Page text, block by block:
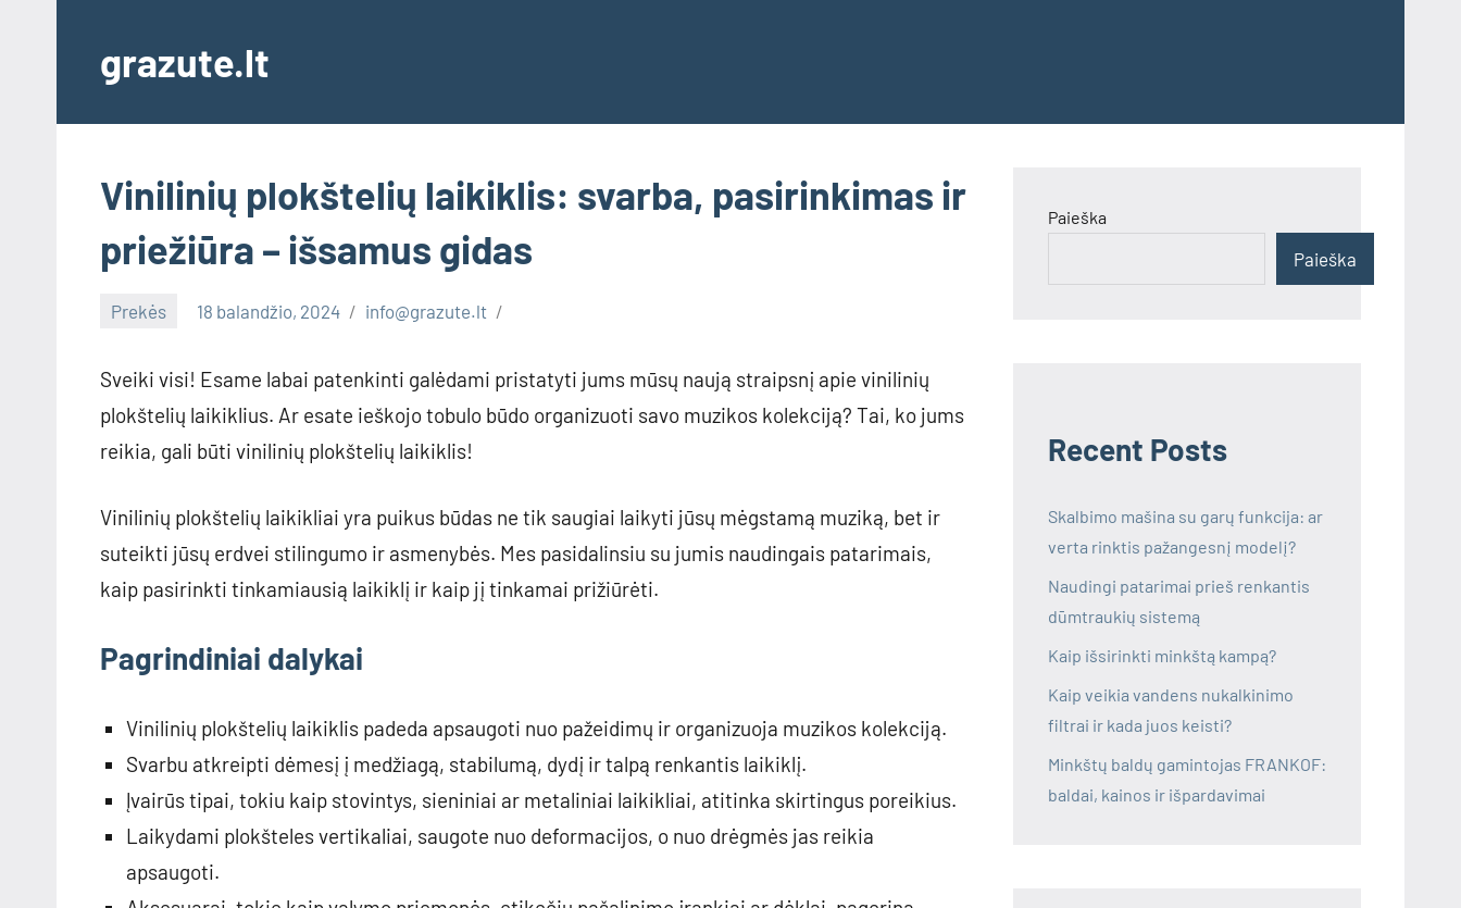
contentgrazute.lt
Vinilinių plokštelių laikiklis: svarba, pasirinkimas ir
priežiūra – išsamus gidas
Prekės 18 balandžio, 2024 info@grazute.lt
Sveiki visi! Esame labai patenkinti galėdami pristatyti jums mūsų naują straipsnį apie vinilinių
plokštelių laikiklius. Ar esate ieškojo tobulo būdo organizuoti savo muzikos kolekciją? Tai, ko jums
reikia, gali būti vinilinių plokštelių laikiklis!
Vinilinių plokštelių laikikliai yra puikus būdas ne tik saugiai laikyti jūsų mėgstamą muziką, bet ir
suteikti jūsų erdvei stilingumo ir asmenybės. Mes pasidalinsiu su jumis naudingais patarimais,
kaip pasirinkti tinkamiausią laikiklį ir kaip jį tinkamai prižiūrėti.
Pagrindiniai dalykai
Vinilinių plokštelių laikiklis padeda apsaugoti nuo pažeidimų ir organizuoja muzikos kolekciją.
Svarbu atkreipti dėmesį į medžiagą, stabilumą, dydį ir talpą renkantis laikiklį.
Įvairūs tipai, tokiu kaip stovintys, sieniniai ar metaliniai laikikliai, atitinka skirtingus poreikius.
Laikydami plokšteles vertikaliai, saugote nuo deformacijos, o nuo drėgmės jas reikia
apsaugoti.
Paieška
Paieška
Recent Posts
Skalbimo mašina su garų funkcija: ar
verta rinktis pažangesnį modelį?
Naudingi patarimai prieš renkantis
dūmtraukių sistemą
Kaip išsirinkti minkštą kampą?
Kaip veikia vandens nukalkinimo
filtrai ir kada juos keisti?
Minkštų baldų gamintojas FRANKOF:
baldai, kainos ir išpardavimai